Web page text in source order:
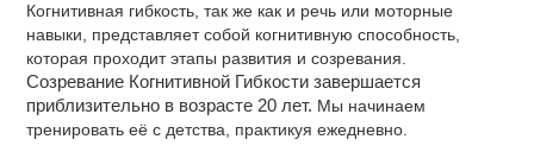
Когнитивная гибкость, так же как и речь или моторные
навыки, представляет собой когнитивную способность,
которая проходит этапы развития и созревания.
Созревание Когнитивной Гибкости завершается
приблизительно в возрасте 20 лет. Мы начинаем
тренировать её с детства, практикуя ежедневно.